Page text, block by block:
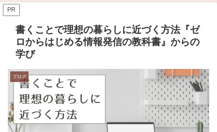
PR
書くことで理想の暮らしに近づく方法『ゼ
ロからはじめる情報発信の教科書』からの
学び
ブログ